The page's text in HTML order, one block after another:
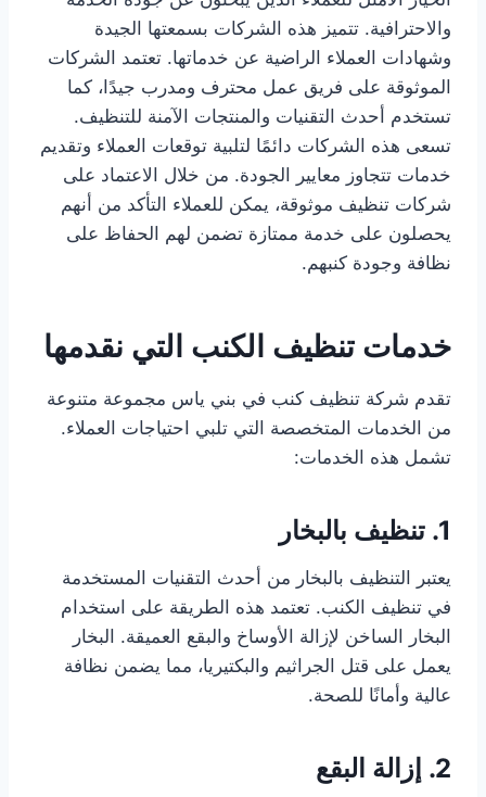
والاحترافية. تتميز هذه الشركات بسمعتها الجيدة
وشهادات العملاء الراضية عن خدماتها. تعتمد الشركات
الموثوقة على فريق عمل محترف ومدرب جيدًا، كما
تستخدم أحدث التقنيات والمنتجات الآمنة للتنظيف.
تسعى هذه الشركات دائمًا لتلبية توقعات العملاء وتقديم
خدمات تتجاوز معايير الجودة. من خلال الاعتماد على
شركات تنظيف موثوقة، يمكن للعملاء التأكد من أنهم
يحصلون على خدمة ممتازة تضمن لهم الحفاظ على
نظافة وجودة كنبهم.
خدمات تنظيف الكنب التي نقدمها
تقدم شركة تنظيف كنب في بني ياس مجموعة متنوعة
من الخدمات المتخصصة التي تلبي احتياجات العملاء.
تشمل هذه الخدمات:
1. تنظيف بالبخار
يعتبر التنظيف بالبخار من أحدث التقنيات المستخدمة
في تنظيف الكنب. تعتمد هذه الطريقة على استخدام
البخار الساخن لإزالة الأوساخ والبقع العميقة. البخار
يعمل على قتل الجراثيم والبكتيريا، مما يضمن نظافة
عالية وأمانًا للصحة.
2. إزالة البقع